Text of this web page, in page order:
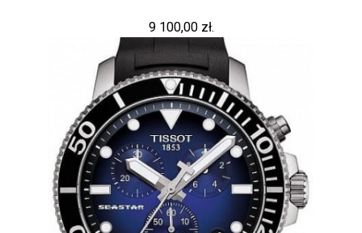
9 100,00 zł.